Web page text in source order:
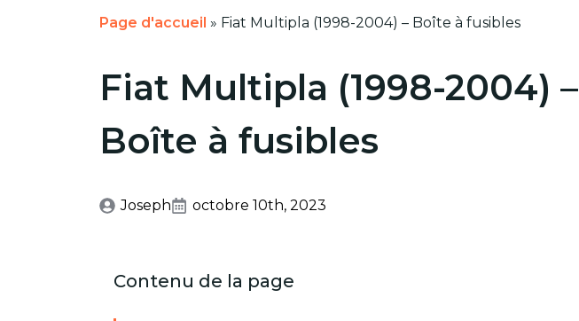
Page d'accueil » Fiat Multipla (1998-2004) – Boîte à fusibles
Fiat Multipla (1998-2004) –
Boîte à fusibles
Joseph octobre 10th, 2023
Contenu de la page